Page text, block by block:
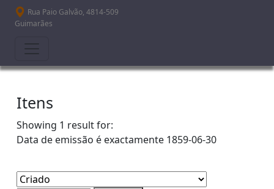
Passar para o conteúdo principal
Rua Paio Galvão, 4814-509
Guimarães
Itens
Showing 1 result for:
Data de emissão é exactamente 1859-06-30